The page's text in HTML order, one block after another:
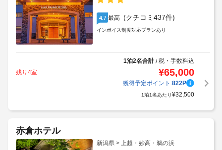
4.7 最高 (クチコミ437件)
インボイス制度対応プランあり
1泊2名合計/税・手数料込
残り4室
¥65,000
獲得予定ポイント:822P
1泊1名あたり¥32,500
赤倉ホテル
新潟県 > 上越・妙高・鵜の浜